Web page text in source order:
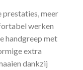
meer
werken
handgreep met
extra
dankzij